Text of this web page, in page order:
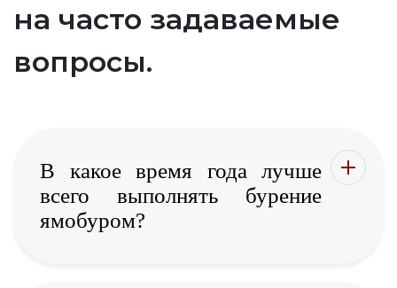
на часто задаваемые
вопросы.
В какое время года лучше
всего выполнять бурение
ямобуром?